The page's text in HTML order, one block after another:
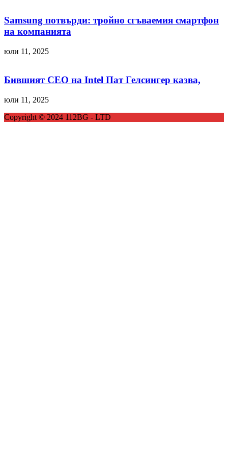
Samsung потвърди: тройно сгъваемия смартфон
на компанията
юли 11, 2025
Бившият CEO на Intel Пат Гелсингер казва,
юли 11, 2025
Copyright © 2024 112BG - LTD